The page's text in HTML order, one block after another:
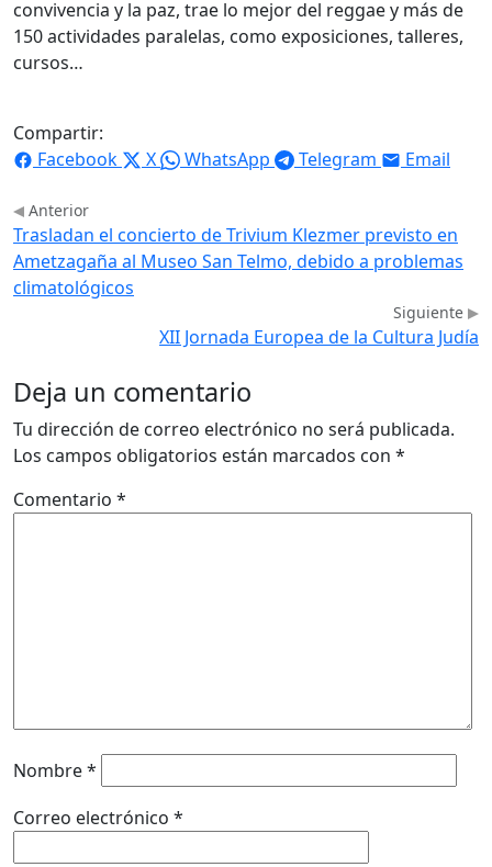
convivencia y la paz, trae lo mejor del reggae y más de
150 actividades paralelas, como exposiciones, talleres,
cursos…
Compartir:
Facebook
X WhatsApp Telegram Email
Anterior
Trasladan el concierto de Trivium Klezmer previsto en
Ametzagaña al Museo San Telmo, debido a problemas
climatológicos
Siguiente
XII Jornada Europea de la Cultura Judía
Deja un comentario
Tu dirección de correo electrónico no será publicada.
Los campos obligatorios están marcados con *
Comentario *
Nombre*
Correo electrónico *